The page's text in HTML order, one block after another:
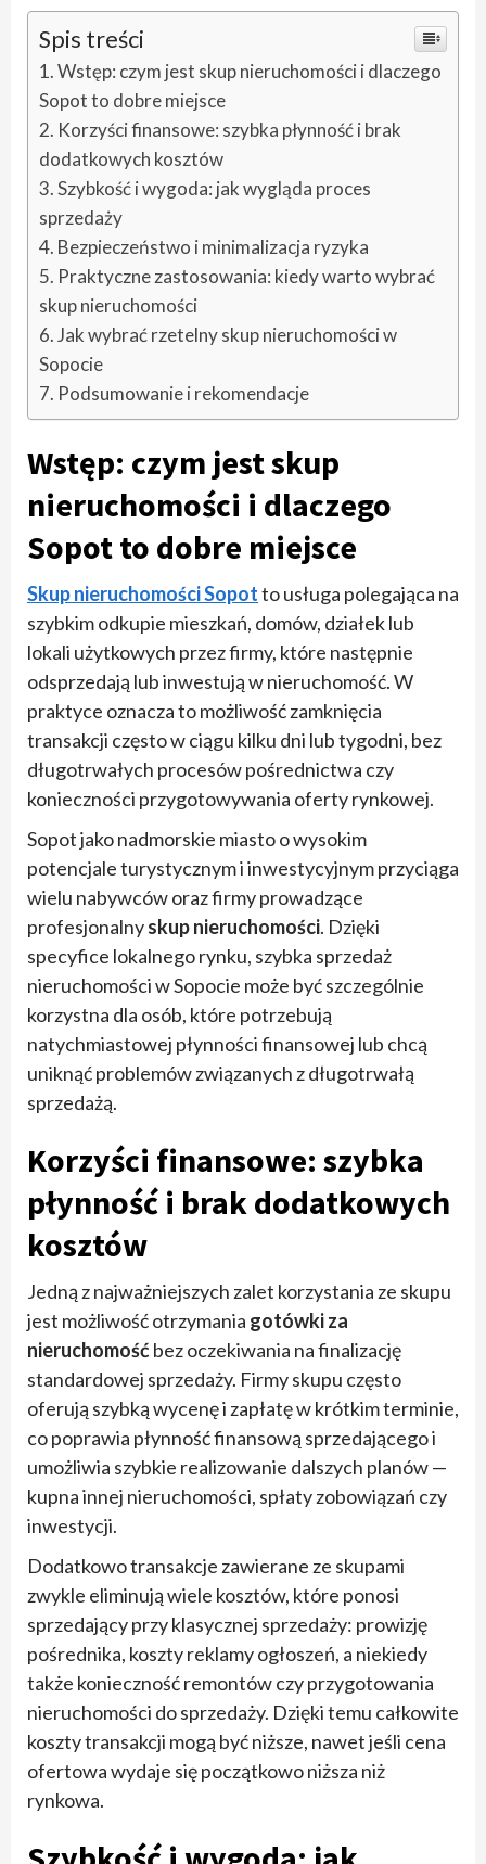
Spis treści
Wstęp: czym jest skup nieruchomości i dlaczego
Sopot to dobre miejsce
Korzyści finansowe: szybka płynność i brak
dodatkowych kosztów
Szybkość i wygoda: jak wygląda proces
sprzedaży
Bezpieczeństwo i minimalizacja ryzyka
Praktyczne zastosowania: kiedy warto wybrać
skup nieruchomości
Jak wybrać rzetelny skup nieruchomości w
Sopocie
Podsumowanie i rekomendacje
Wstęp: czym jest skup
nieruchomości i dlaczego
Sopot to dobre miejsce
Skup nieruchomości Sopotto usługa polegająca na
szybkim odkupie mieszkań, domów, działek lub
lokali użytkowych przez firmy, które następnie
odsprzedają lub inwestują w nieruchomość. W
praktyce oznacza to możliwość zamknięcia
transakcji często w ciągu kilku dni lub tygodni, bez
długotrwałych procesów pośrednictwa czy
konieczności przygotowywania oferty rynkowej.
Sopot jako nadmorskie miasto o wysokim
potencjale turystycznym i inwestycyjnym przyciąga
wielu nabywców oraz firmy prowadzące
profesjonalnyskup nieruchomości. Dzięki
specyfice lokalnego rynku, szybka sprzedaż
nieruchomości w Sopocie może być szczególnie
korzystna dla osób, które potrzebują
natychmiastowej płynności finansowej lub chcą
uniknąć problemów związanych z długotrwałą
sprzedażą.
Korzyści finansowe: szybka
płynność i brak dodatkowych
kosztów
Jedną z najważniejszych zalet korzystania ze skupu
jest możliwość otrzymania gotówki za
nieruchomośćbez oczekiwania na finalizację
standardowej sprzedaży. Firmy skupu często
oferują szybką wycenę i zapłatę w krótkim terminie,
co poprawia płynność finansową sprzedającego i
umożliwia szybkie realizowanie dalszych planów —
kupna innej nieruchomości, spłaty zobowiązań czy
inwestycji.
Dodatkowo transakcje zawierane ze skupami
zwykle eliminują wiele kosztów, które ponosi
sprzedający przy klasycznej sprzedaży: prowizję
pośrednika, koszty reklamy ogłoszeń, a niekiedy
także konieczność remontów czy przygotowania
nieruchomości do sprzedaży. Dzięki temu całkowite
koszty transakcji mogą być niższe, nawet jeśli cena
ofertowa wydaje się początkowo niższa niż
rynkowa.